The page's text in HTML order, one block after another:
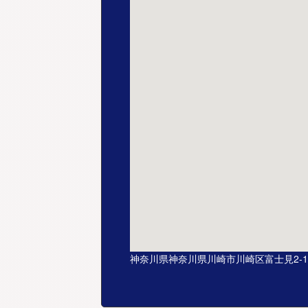
神奈川県神奈川県川崎市川崎区富士見2-